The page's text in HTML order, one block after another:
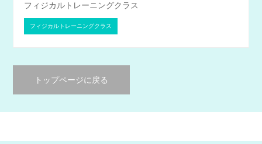
フィジカルトレーニングクラス
フィジカルトレーニングクラス
トップページに戻る